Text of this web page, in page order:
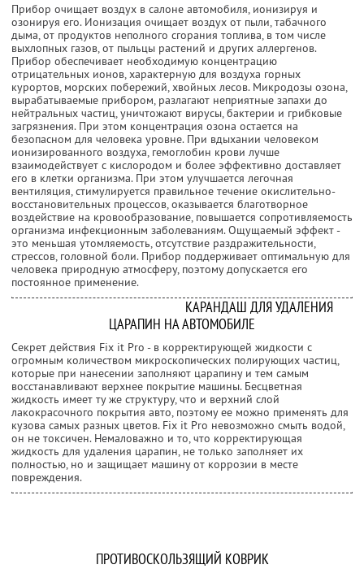
Прибор очищает воздух в салоне автомобиля, ионизируя и
озонируя его. Ионизация очищает воздух от пыли, табачного
дыма, от продуктов неполного сгорания топлива, в том числе
выхлопных газов, от пыльцы растений и других аллергенов.
Прибор обеспечивает необходимую концентрацию
отрицательных ионов, характерную для воздуха горных
курортов, морских побережий, хвойных лесов. Микродозы озона,
вырабатываемые прибором, разлагают неприятные запахи до
нейтральных частиц, уничтожают вирусы, бактерии и грибковые
загрязнения. При этом концентрация озона остается на
безопасном для человека уровне. При вдыхании человеком
ионизированного воздуха, гемоглобин крови лучше
взаимодействует с кислородом и более эффективно доставляет
его в клетки организма. При этом улучшается легочная
вентиляция, стимулируется правильное течение окислительно-
восстановительных процессов, оказывается благотворное
воздействие на кровообразование, повышается сопротивляемость
организма инфекционным заболеваниям. Ощущаемый эффект -
это меньшая утомляемость, отсутствие раздражительности,
стрессов, головной боли. Прибор поддерживает оптимальную для
человека природную атмосферу, поэтому допускается его
постоянное применение.
КАРАНДАШ ДЛЯ УДАЛЕНИЯ
ЦАРАПИН НА АВТОМОБИЛЕ
Секрет действия Fix it Pro - в корректирующей жидкости с
огромным количеством микроскопических полирующих частиц,
которые при нанесении заполняют царапину и тем самым
восстанавливают верхнее покрытие машины. Бесцветная
жидкость имеет ту же структуру, что и верхний слой
лакокрасочного покрытия авто, поэтому ее можно применять для
кузова самых разных цветов. Fix it Pro невозможно смыть водой,
он не токсичен. Немаловажно и то, что корректирующая
жидкость для удаления царапин, не только заполняет их
полностью, но и защищает машину от коррозии в месте
повреждения.
ПРОТИВОСКОЛЬЗЯЩИЙ КОВРИК